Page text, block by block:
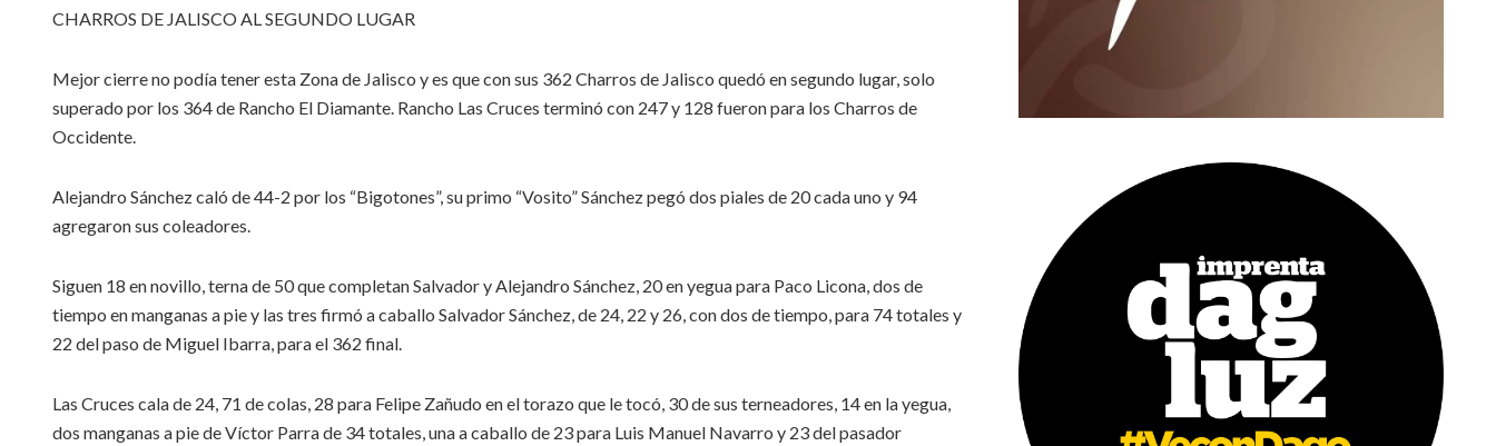
CHARROS DE JALISCO AL SEGUNDO LUGAR
Mejor cierre no podía tener esta Zona de Jalisco y es que con sus 362 Charros de Jalisco quedó en segundo lugar, solo
superado por los 364 de Rancho El Diamante. Rancho Las Cruces terminó con 247 y 128 fueron para los Charros de
Occidente.
Alejandro Sánchez caló de 44-2 por los “Bigotones”, su primo “Vosito” Sánchez pegó dos piales de 20 cada uno y 94
agregaron sus coleadores.
Siguen 18 en novillo, terna de 50 que completan Salvador y Alejandro Sánchez, 20 en yegua para Paco Licona, dos de
tiempo en manganas a pie y las tres firmó a caballo Salvador Sánchez, de 24, 22 y 26, con dos de tiempo, para 74 totales y
22 del paso de Miguel Ibarra, para el 362 final.
Las Cruces cala de 24, 71 de colas, 28 para Felipe Zañudo en el torazo que le tocó, 30 de sus terneadores, 14 en la yegua,
dos manganas a pie de Víctor Parra de 34 totales, una a caballo de 23 para Luis Manuel Navarro y 23 del pasador